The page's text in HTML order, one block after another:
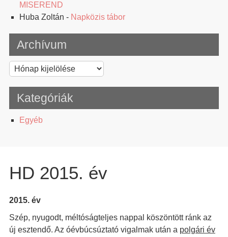
MISEREND
Huba Zoltán - Napközis tábor
Archívum
Archívum
Kategóriák
Egyéb
HD 2015. év
2015. év
Szép, nyugodt, méltóságteljes nappal köszöntött ránk az
új esztendő. Az óévbúcsúztató vigalmak után a polgári év